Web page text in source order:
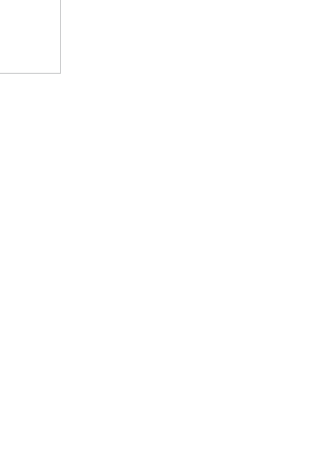
ggf. andere Datenschutzbestimmungen.